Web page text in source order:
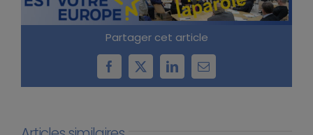
Partager cet article
Facebook
X LinkedInEmail